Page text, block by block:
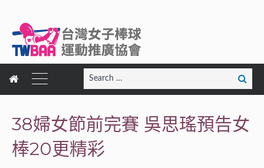
Search
for:
Search
38婦女節前完賽 吳思瑤預告女
棒20更精彩